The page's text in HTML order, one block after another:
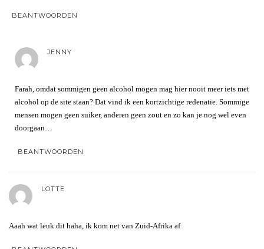
BEANTWOORDEN
JENNY
Farah, omdat sommigen geen alcohol mogen mag hier nooit meer iets met
alcohol op de site staan? Dat vind ik een kortzichtige redenatie. Sommige
mensen mogen geen suiker, anderen geen zout en zo kan je nog wel even
doorgaan…
BEANTWOORDEN
LOTTE
Aaah wat leuk dit haha, ik kom net van Zuid-Afrika af